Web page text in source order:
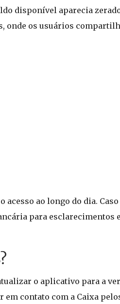
disponível aparecia
onde os usuários
ao longo do dia. Caso
para esclarecimentos e
o aplicativo para a
contato com a Caixa